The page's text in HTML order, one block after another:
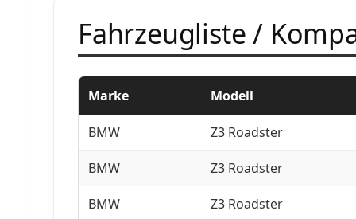
Fahrzeugliste /
Marke Modell
BMW Z3 Roadster
BMW Z3 Roadster
BMW Z3 Roadster